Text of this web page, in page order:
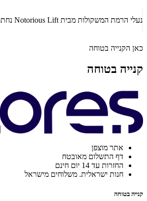
כאן הקנייה בטוחה
קנייה בטוחה
אתר מוצפן
דף התשלום מאובטח
החזרות עד 14 יום חינם
חנות ישראלית. משלוחים מישראל
קנייה בטוחה